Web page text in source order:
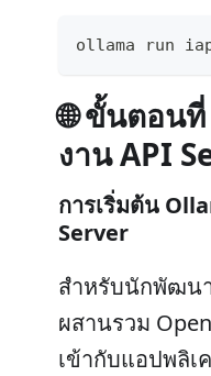
ollama run
🌐 ขั้นตอน
งาน API
การเริ่มต้น
Server
สำหรับนักพัฒน
ผสานรวม
เข้ากับแอปพลิ